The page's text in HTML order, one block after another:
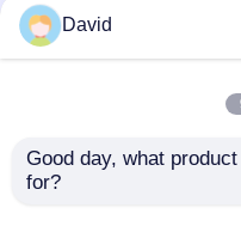
সব ক্ষেত্রেই
এপিআই 6 এ স্ট্যান্ডার্ড
David
Good day, what
for?